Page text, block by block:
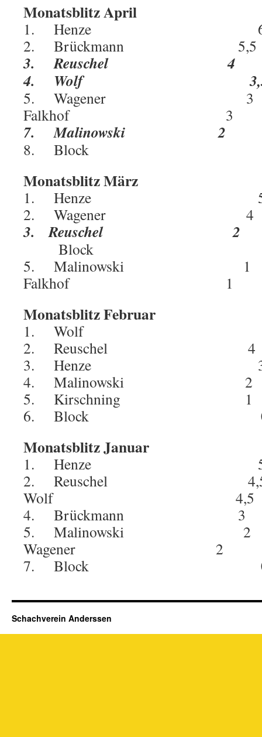
Monatsblitz April
1. Henze 6
2. Brückmann
3. Reuschel
4. Wolf
5. Wagener
Falkhof 3
7. Malinowski 2
8. Block
Monatsblitz März
1. Henze 5
2. Wagener
3. Reuschel 2
Block 2
5. Malinowski
Falkhof 1
Monatsblitz Februar
1. Wolf
2. Reuschel
3. Henze
4. Malinowski
5. Kirschning
6. Block
Monatsblitz Januar
1. Henze 5
2. Reuschel
Wolf 4,5
4. Brückmann
5. Malinowski
Wagener 2
7. Block
Schachverein Anderssen